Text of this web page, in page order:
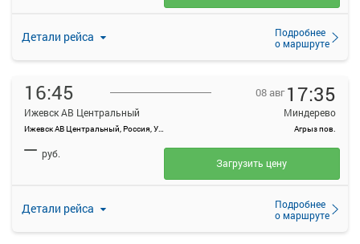
Детали рейса
Подробнее
о маршруте
16:45
Ижевск АВ Центральный
Ижевск АВ Центральный, Россия, Удмуртская Республика, Ижевск, Красноармейская ул, 134А
08 авг 17:35
Миндерево
Агрыз пов.
Детали рейса
Подробнее
о маршруте
— руб.
Загрузить цену